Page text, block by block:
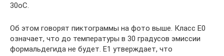
30oС.
Об этом говорят пиктограммы на фото выше. Класс Е0
означает, что до температуры в 30 градусов эмиссии
формальдегида не будет. Е1 утверждает, что